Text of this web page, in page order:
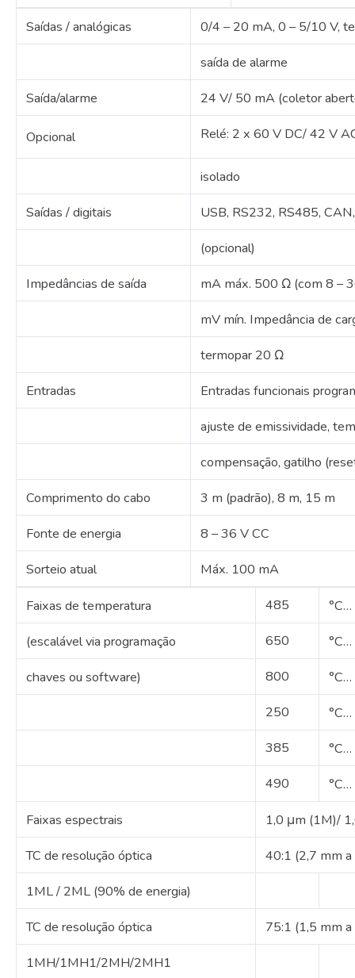
Saídas / analógicas 0/4 – 20 mA, 0 – 5/10 V,
saída de alarme
Saída/alarme 24 V/ 50 mA (coletor
Opcional Relé: 2 x 60 V DC/ 42 V
isolado
Saídas / digitais USB, RS232, RS485,
(opcional)
Impedâncias de saída mA máx. 500 Ω (com 8 –
mV mín. Impedância de
termopar 20 Ω
Entradas Entradas funcionais
ajuste de emissividade,
compensação, gatilho
Comprimento do cabo 3 m (padrão), 8 m, 15 m
Fonte de energia 8 – 36 V CC
Sorteio atual Máx. 100 mA
Faixas de temperatura 485
(escalável via programação 650
chaves ou software) 800
250
385
490
Faixas espectrais 1,0 μm (1M)/
TC de resolução óptica 40:1 (2,7 mm
1ML / 2ML (90% de energia)
TC de resolução óptica 75:1 (1,5 mm
1MH/1MH1/2MH/2MH1